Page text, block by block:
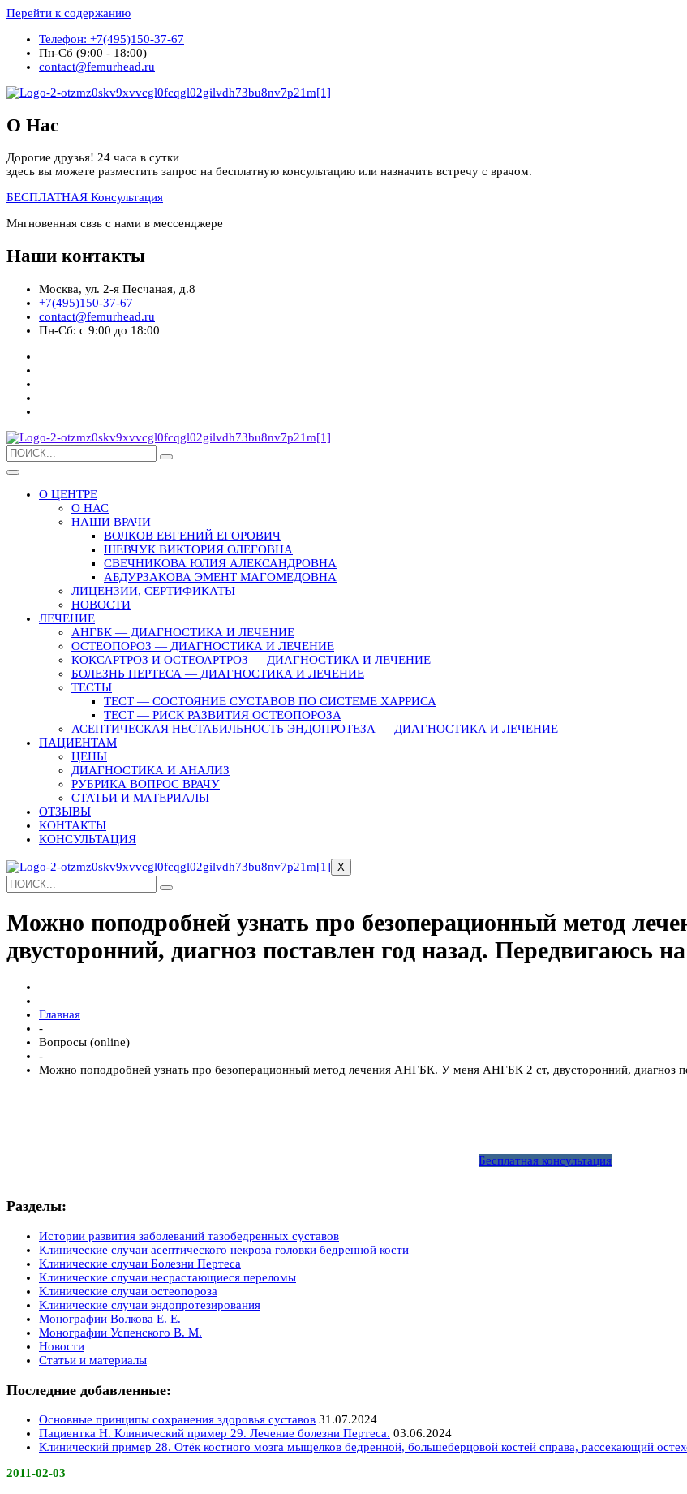
Перейти к содержанию
Телефон: +7(495)150-37-67
Пн-Сб (9:00 - 18:00)
contact@femurhead.ru
О Нас
Дорогие друзья! 24 часа в сутки
здесь вы можете разместить запрос на бесплатную консультацию или назначить встречу с врачом.
БЕСПЛАТНАЯ Консультация
Мнгновенная свзь с нами в мессенджере
Наши контакты
Москва, ул. 2-я Песчаная, д.8
+7(495)150-37-67
contact@femurhead.ru
Пн-Сб: с 9:00 до 18:00
О ЦЕНТРЕ
О НАС
НАШИ ВРАЧИ
ВОЛКОВ ЕВГЕНИЙ ЕГОРОВИЧ
ШЕВЧУК ВИКТОРИЯ ОЛЕГОВНА
СВЕЧНИКОВА ЮЛИЯ АЛЕКСАНДРОВНА
АБДУРЗАКОВА ЭМЕНТ МАГОМЕДОВНА
ЛИЦЕНЗИИ, СЕРТИФИКАТЫ
НОВОСТИ
ЛЕЧЕНИЕ
АНГБК — ДИАГНОСТИКА И ЛЕЧЕНИЕ
ОСТЕОПОРОЗ — ДИАГНОСТИКА И ЛЕЧЕНИЕ
КОКСАРТРОЗ И ОСТЕОАРТРОЗ — ДИАГНОСТИКА И ЛЕЧЕНИЕ
БОЛЕЗНЬ ПЕРТЕСА — ДИАГНОСТИКА И ЛЕЧЕНИЕ
ТЕСТЫ
ТЕСТ — СОСТОЯНИЕ СУСТАВОВ ПО СИСТЕМЕ ХАРРИСА
ТЕСТ — РИСК РАЗВИТИЯ ОСТЕОПОРОЗА
АСЕПТИЧЕСКАЯ НЕСТАБИЛЬНОСТЬ ЭНДОПРОТЕЗА — ДИАГНОСТИКА И ЛЕЧЕНИЕ
ПАЦИЕНТАМ
ЦЕНЫ
ДИАГНОСТИКА И АНАЛИЗ
РУБРИКА ВОПРОС ВРАЧУ
СТАТЬИ И МАТЕРИАЛЫ
ОТЗЫВЫ
КОНТАКТЫ
КОНСУЛЬТАЦИЯ
X
Можно поподробней узнать про безоперационный метод
двусторонний, диагноз поставлен год назад. Передвигаюсь
Главная
-
Вопросы (online)
-
Можно поподробней узнать про безоперационный метод лечения АНГБК. У меня АНГБК 2 ст, двусторонний, диагноз
Бесплатная консультация
Разделы:
Истории развития заболеваний тазобедренных суставов
Клинические случаи асептического некроза головки бедренной кости
Клинические случаи Болезни Пертеса
Клинические случаи несрастающиеся переломы
Клинические случаи остеопороза
Клинические случаи эндопротезирования
Монографии Волкова Е. Е.
Монографии Успенского В. М.
Новости
Статьи и материалы
Последние добавленные:
Основные принципы сохранения здоровья суставов 31.07.2024
Пациентка Н. Клинический пример 29. Лечение болезни Пертеса. 03.06.2024
Клинический пример 28. Отёк костного мозга мыщелков бедренной, большеберцовой костей справа, рассекающий
2011-02-03